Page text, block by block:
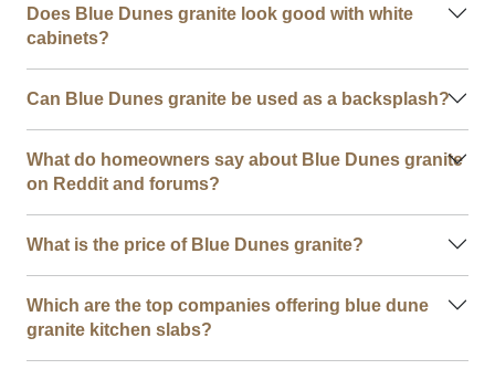
Does Blue Dunes granite look good with white
cabinets?
Can Blue Dunes granite be used as a backsplash?
What do homeowners say about Blue Dunes granite
on Reddit and forums?
What is the price of Blue Dunes granite?
Which are the top companies offering blue dune
granite kitchen slabs?